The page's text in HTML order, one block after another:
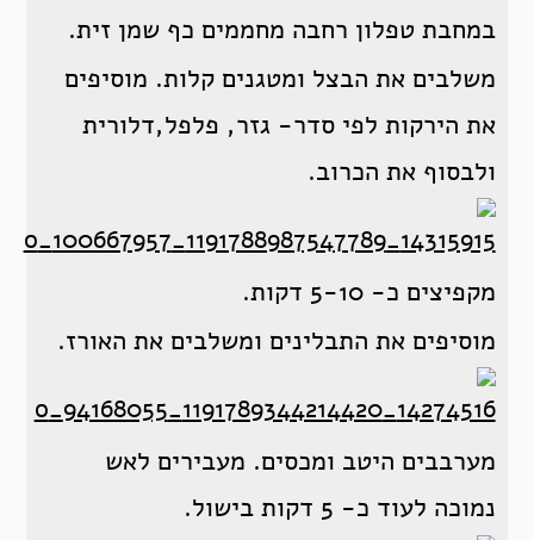
במחבת טפלון רחבה מחממים כף שמן זית.
משלבים את הבצל ומטגנים קלות. מוסיפים
את הירקות לפי סדר- גזר, פלפל,דלורית
ולבסוף את הכרוב.
מקפיצים כ- 5-10 דקות.
מוסיפים את התבלינים ומשלבים את האורז.
מערבבים היטב ומכסים. מעבירים לאש
נמוכה לעוד כ- 5 דקות בישול.